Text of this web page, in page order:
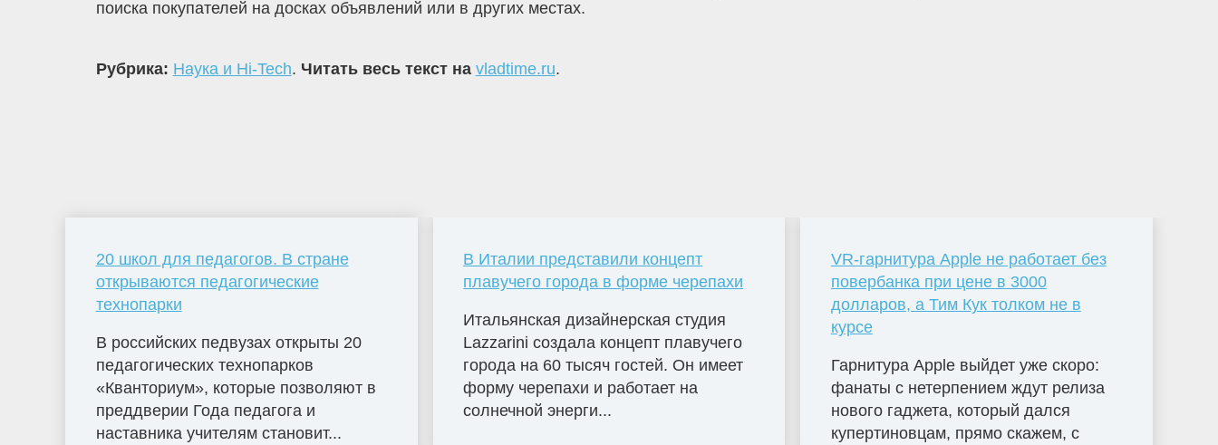
поиска покупателей на досках объявлений или в других местах.
Рубрика: Наука и Hi-Tech. Читать весь текст на vladtime.ru.
20 школ для педагогов. В стране
открываются педагогические
технопарки
В российских педвузах открыты 20
педагогических технопарков
«Кванториум», которые позволяют в
преддверии Года педагога и
наставника учителям становит...
В Италии представили концепт
плавучего города в форме черепахи
Итальянская дизайнерская студия
Lazzarini создала концепт плавучего
города на 60 тысяч гостей. Он имеет
форму черепахи и работает на
солнечной энерги...
VR-гарнитура Apple не работает без
повербанка при цене в 3000
долларов, а Тим Кук толком не в
курсе
Гарнитура Apple выйдет уже скоро:
фанаты с нетерпением ждут релиза
нового гаджета, который дался
купертиновцам, прямо скажем, с